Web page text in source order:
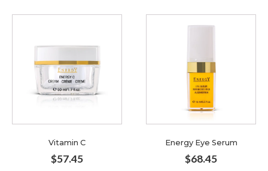
Vitamin C
$57.45
Energy Eye Serum
$68.45